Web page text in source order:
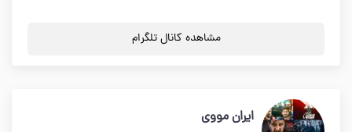
مشاهده کانال تلگرام
ایران مووی